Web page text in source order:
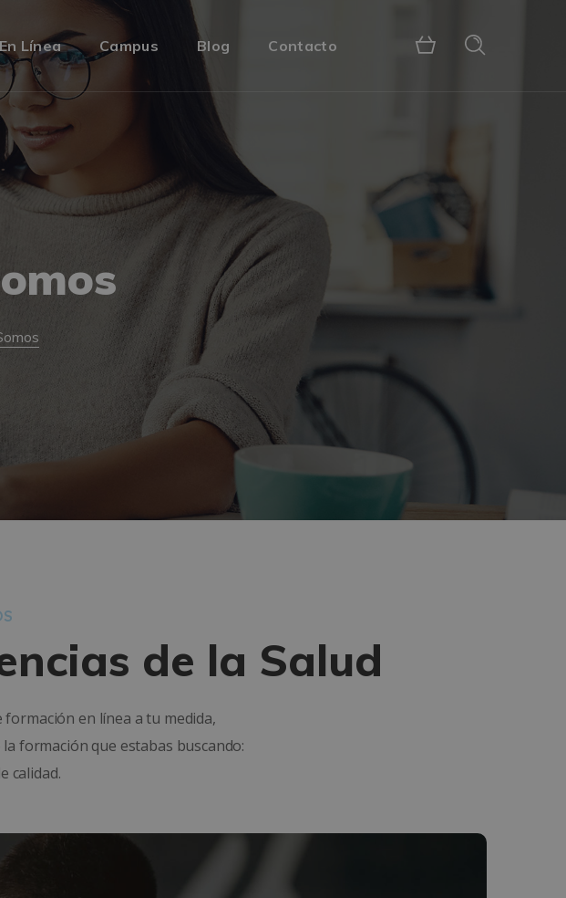
Línea Campus Blog Contacto
de la Salud
en línea a tu medida,
formación que estabas buscando:
calidad.